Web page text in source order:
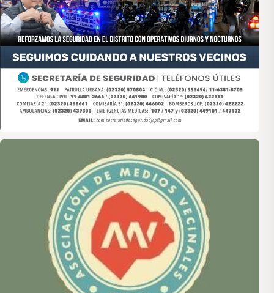
Asociación de Medios Vecinales